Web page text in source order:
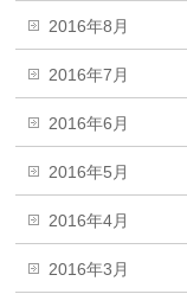
2016年8月
2016年7月
2016年6月
2016年5月
2016年4月
2016年3月